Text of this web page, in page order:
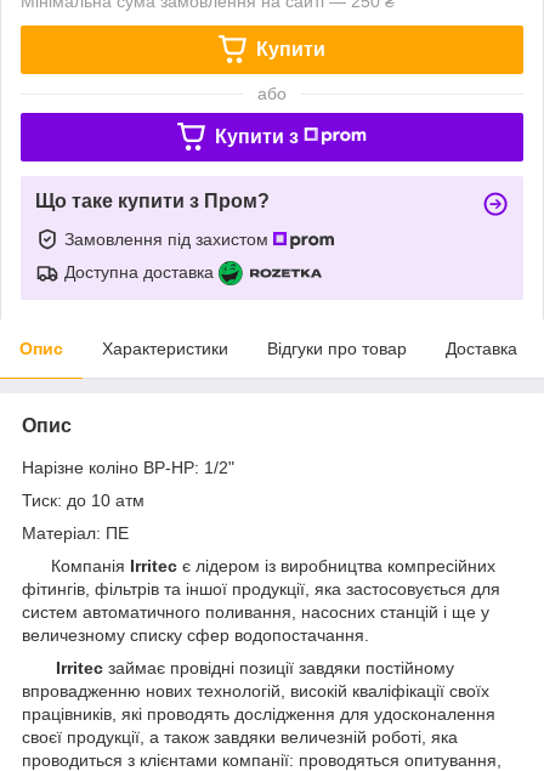
Купити
або
Купити з
Що таке купити з Пром?
Замовлення під захистом
Доступна доставка
Опис Характеристики Відгуки про товар Доставка
Опис
Нарізне коліно ВР-НР: 1/2"
Тиск: до 10 атм
Матеріал: ПЕ
Компанія Irritec є лідером із виробництва компресійних
фітингів, фільтрів та іншої продукції, яка застосовується для
систем автоматичного поливання, насосних станцій і ще у
величезному списку сфер водопостачання.
Irritec займає провідні позиції завдяки постійному
впровадженню нових технологій, високій кваліфікації своїх
працівників, які проводять дослідження для удосконалення
своєї продукції, а також завдяки величезній роботі, яка
проводиться з клієнтами компанії: проводяться опитування,